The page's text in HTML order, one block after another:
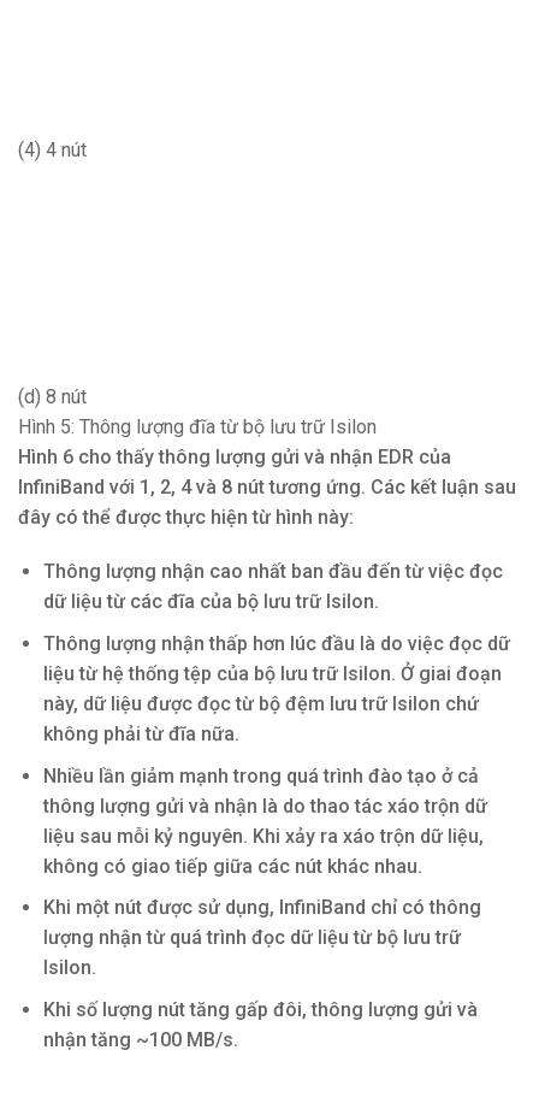
(4) 4 nút
(d) 8 nút
Hình 5: Thông lượng đĩa từ bộ lưu trữ Isilon
Hình 6 cho thấy thông lượng gửi và nhận EDR của
InfiniBand với 1, 2, 4 và 8 nút tương ứng. Các kết luận sau
đây có thể được thực hiện từ hình này:
Thông lượng nhận cao nhất ban đầu đến từ việc đọc
dữ liệu từ các đĩa của bộ lưu trữ Isilon.
Thông lượng nhận thấp hơn lúc đầu là do việc đọc dữ
liệu từ hệ thống tệp của bộ lưu trữ Isilon. Ở giai đoạn
này, dữ liệu được đọc từ bộ đệm lưu trữ Isilon chứ
không phải từ đĩa nữa.
Nhiều lần giảm mạnh trong quá trình đào tạo ở cả
thông lượng gửi và nhận là do thao tác xáo trộn dữ
liệu sau mỗi kỷ nguyên. Khi xảy ra xáo trộn dữ liệu,
không có giao tiếp giữa các nút khác nhau.
Khi một nút được sử dụng, InfiniBand chỉ có thông
lượng nhận từ quá trình đọc dữ liệu từ bộ lưu trữ
Isilon.
Khi số lượng nút tăng gấp đôi, thông lượng gửi và
nhận tăng ~100 MB/s.